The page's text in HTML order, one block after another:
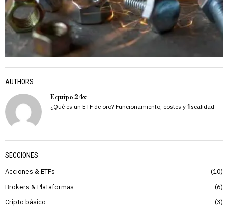
AUTHORS
Equipo 24x
¿Qué es un ETF de oro? Funcionamiento, costes y fiscalidad
SECCIONES
Acciones & ETFs
10
Brokers & Plataformas
6
Cripto básico
3